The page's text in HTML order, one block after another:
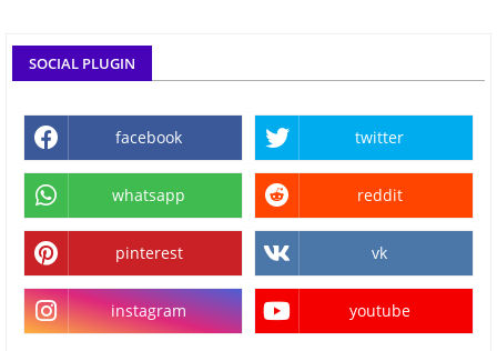
SOCIAL PLUGIN
facebook twitter
whatsapp reddit
pinterest vk
instagram youtube